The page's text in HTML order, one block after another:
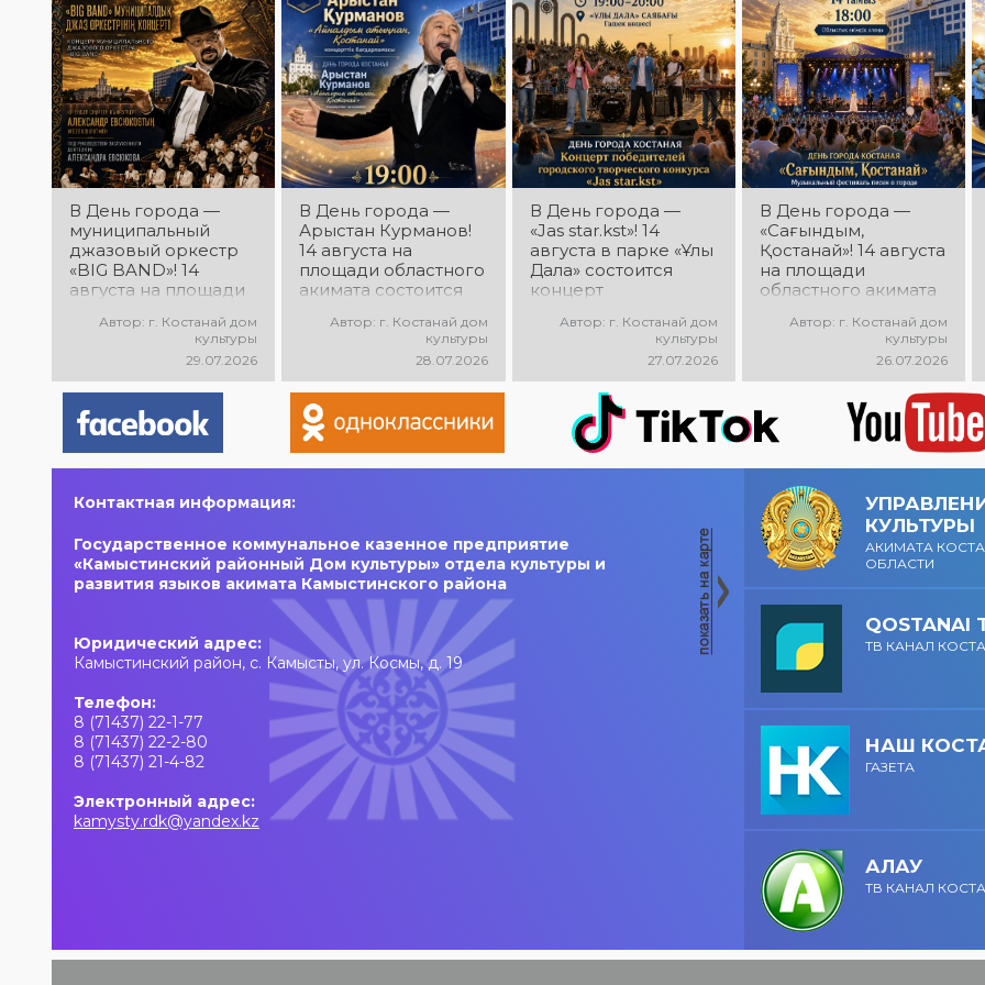
народного
творчества
мощная энергия и
праздничное
настроение!
В День города —
муниципальный
джазовый оркестр
«BIG BAND»! 14
августа на площади
состоится концерт
муниципального
джазового оркестра
«BIG BAND»!
Руководитель
оркестра —
заслуженный
деятель РК
Музыкальный
аранжировщик —
Геннадий Стаканов.
Вас ждут живая
композиции и
особая праздничная
Автор: г. Костанай дом
культуры
29.07.2026
В День города —
Арыстан Курманов!
14 августа на
площади областного
акимата состоится
программа
«Айналдым атыңнан,
Қостанай»! Вас ждут
любимые песни,
яркое выступление
и праздничное
Автор: г. Костанай дом
культуры
28.07.2026
В День города —
«Jas star.kst»! 14
августа в парке «Ұлы
Дала» состоится
концерт
городского
конкурса «Jas
star.kst»! Вас ждут
яркие выступления
молодых талантов,
современные песни,
мощная энергия и
Автор: г. Костанай дом
культуры
27.07.2026
В День города —
«Сағындым,
Қостанай»! 14 августа
на площади
областного акимата
музыкальный
фестиваль песен о
городе «Сағындым,
Қостанай»! Вас ждут
прекрасные песни о
родном городе,
яркие выступления и
праздничная
атмосфера!
Автор: г. Костанай дом
культуры
26.07.2026
Контактная информация:
Государственное коммунальное казенное предприятие
«Камыстинский районный Дом культуры» отдела культуры и
развития языков акимата Камыстинского района
Юридический адрес:
Камыстинский район, с. Камысты, ул. Космы, д. 19
Телефон:
8 (71437) 22-1-77
8 (71437) 22-2-80
8 (71437) 21-4-82
Электронный адрес:
kamysty.rdk@yandex.kz
КУЛЬТУРЫ
АКИМАТА
ОБЛАСТИ
QOSTANAI
ТВ КАНАЛ
НАШ
ГАЗЕТА
АЛАУ
ТВ КАНАЛ